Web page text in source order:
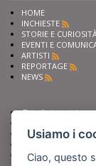
HOME
INCHIESTE
STORIE E
EVENTI E
ARTISTI
REPORTAGE
NEWS
Chiedi ai nostri
Fai pubblicità con
Iscriviti al nostro
Usiamo i
Ciao, questo